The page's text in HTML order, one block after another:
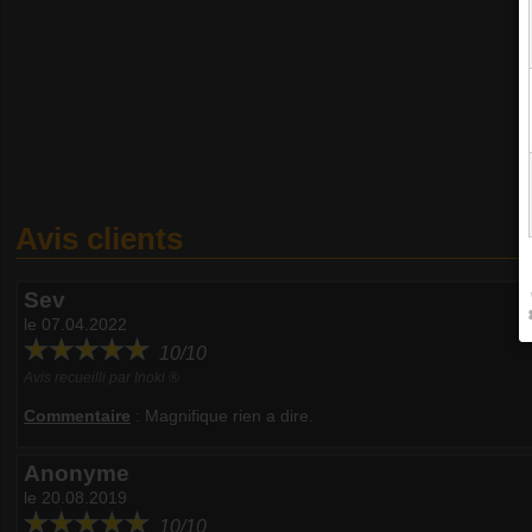
Avis clients
Sev
le 07.04.2022
10/10
Commentaire : Magnifique rien a dire.
Anonyme
le 20.08.2019
10/10